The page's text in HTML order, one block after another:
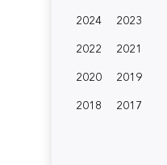
2024
2023
2022
2021
2020
2019
2018
2017